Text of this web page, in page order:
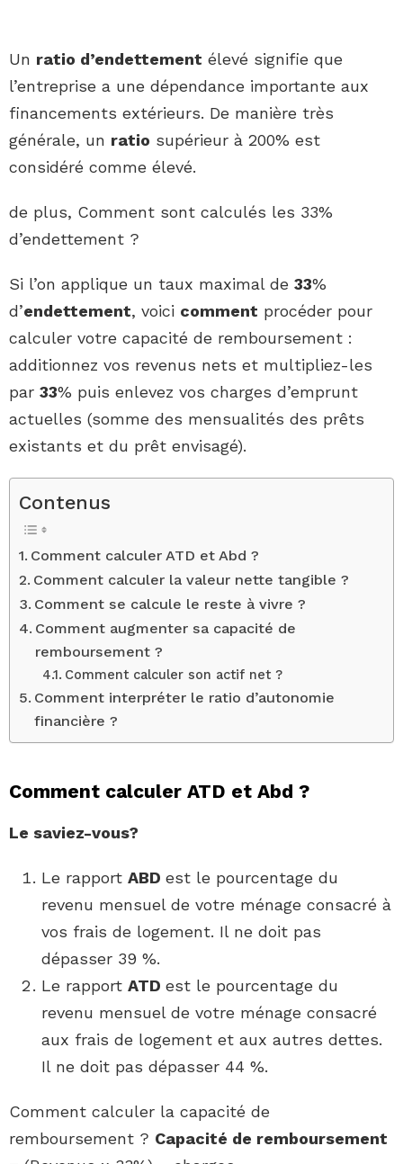
Un ratio d’endettement élevé signifie que
l’entreprise a une dépendance importante aux
financements extérieurs. De manière très
générale, un ratio supérieur à 200% est
considéré comme élevé.
de plus, Comment sont calculés les 33%
d’endettement ?
Si l’on applique un taux maximal de 33%
d’endettement, voici comment procéder pour
calculer votre capacité de remboursement :
additionnez vos revenus nets et multipliez-les
par 33% puis enlevez vos charges d’emprunt
actuelles (somme des mensualités des prêts
existants et du prêt envisagé).
Contenus
Comment calculer ATD et Abd ?
Comment calculer la valeur nette tangible ?
Comment se calcule le reste à vivre ?
Comment augmenter sa capacité de
remboursement ?
Comment calculer son actif net ?
Comment interpréter le ratio d’autonomie
financière ?
Comment calculer ATD et Abd ?
Le saviez-vous?
Le rapport ABD est le pourcentage du
revenu mensuel de votre ménage consacré à
vos frais de logement. Il ne doit pas
dépasser 39 %.
Le rapport ATD est le pourcentage du
revenu mensuel de votre ménage consacré
aux frais de logement et aux autres dettes.
Il ne doit pas dépasser 44 %.
Comment calculer la capacité de
remboursement ? Capacité de remboursement